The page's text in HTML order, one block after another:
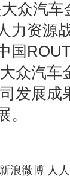
众汽
力资源
国
众汽车
发展
。
新浪微博 人